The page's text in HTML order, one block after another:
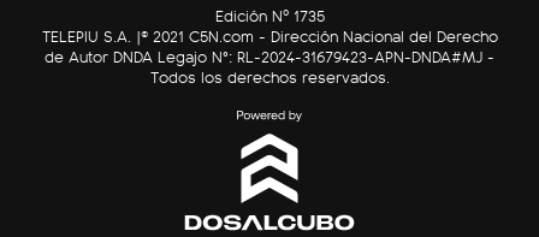
C5N Autos
RatingCero
Edición Nº 1735
TELEPIU S.A. |© 2021 C5N.com - Dirección Nacional del Derecho
de Autor DNDA Legajo N°: RL-2024-31679423-APN-DNDA#MJ -
Todos los derechos reservados.